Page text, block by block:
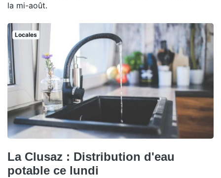
la mi-août.
Locales
La Clusaz : Distribution d'eau
potable ce lundi